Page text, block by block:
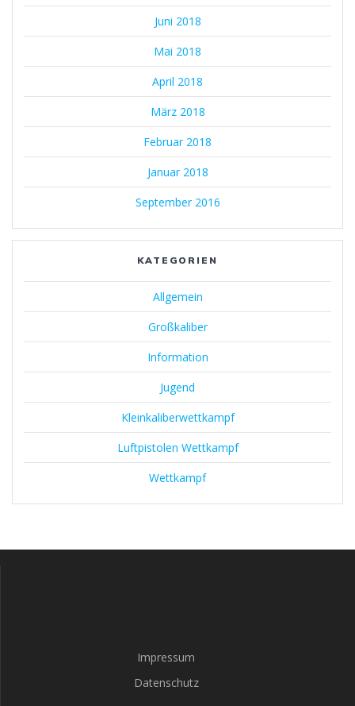
Juni 2018
Mai 2018
April 2018
März 2018
Februar 2018
Januar 2018
September 2016
KATEGORIEN
Allgemein
Großkaliber
Information
Jugend
Kleinkaliberwettkampf
Luftpistolen Wettkampf
Wettkampf
Impressum
Datenschutz